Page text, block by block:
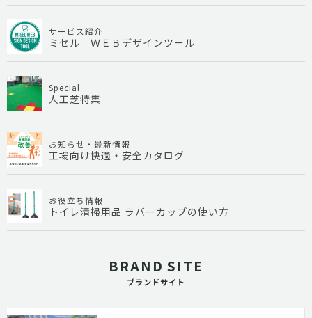
サービス紹介
ミセル ＷＥＢデザインツール
Special
人工芝特集
お知らせ・最新情報
工場向け快適・安全カタログ
お役立ち情報
トイレ清掃用品 ラバーカップの使い方
BRAND SITE
ブランドサイト